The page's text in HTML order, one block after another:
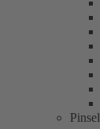
Pinsel